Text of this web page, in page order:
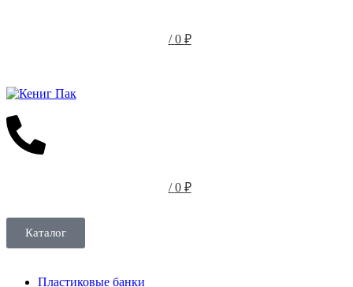
/ 0 ₽
/ 0 ₽
Каталог
Пластиковые банки